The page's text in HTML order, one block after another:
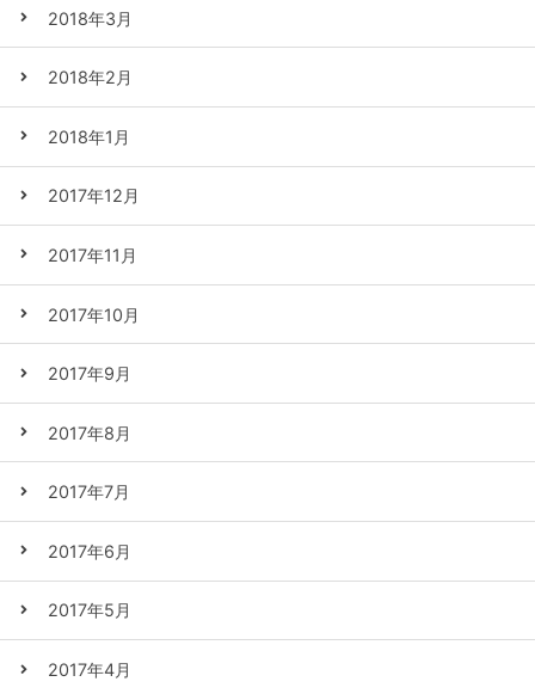
2018年3月
2018年2月
2018年1月
2017年12月
2017年11月
2017年10月
2017年9月
2017年8月
2017年7月
2017年6月
2017年5月
2017年4月